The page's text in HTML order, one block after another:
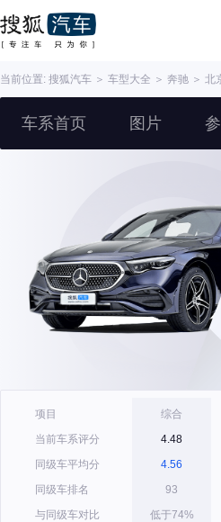
当前位置: 搜狐汽车 ＞ 车型大全 ＞ 奔驰 ＞ 北
车系首页 图片
项目
当前车系评分
同级车平均分
同级车排名
与同级车对比
综合
4.48
4.56
93
低于74%